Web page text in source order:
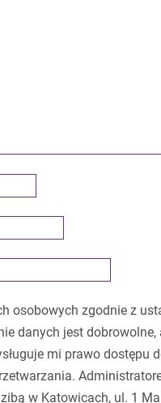
osobowych zgodnie z
danych jest
mi prawo dostępu
w Katowicach, ul. 1